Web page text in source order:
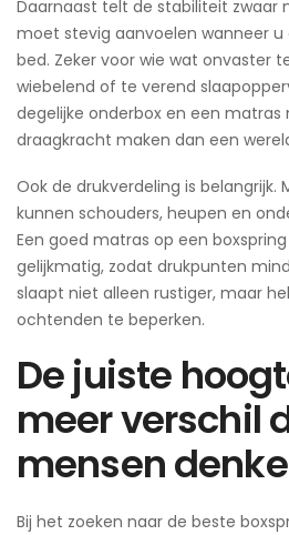
Daarnaast telt de stabiliteit zwaar
moet stevig aanvoelen wanneer
bed. Zeker voor wie wat onvaster
wiebelend of te verend
degelijke onderbox en een
draagkracht maken dan een
Ook de drukverdeling is belangrijk.
kunnen schouders, heupen en
Een goed matras op een
gelijkmatig, zodat drukpunten
slaapt niet alleen rustiger, maar
ochtenden te beperken.
De juiste
meer verschil
mensen
Bij het zoeken naar de beste